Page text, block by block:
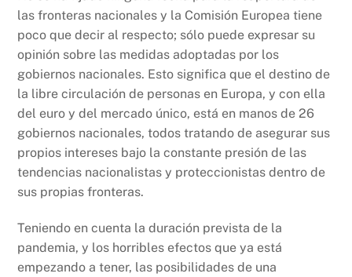
las fronteras nacionales y la Comisión Europea tiene
poco que decir al respecto; sólo puede expresar su
opinión sobre las medidas adoptadas por los
gobiernos nacionales. Esto significa que el destino de
la libre circulación de personas en Europa, y con ella
del euro y del mercado único, está en manos de 26
gobiernos nacionales, todos tratando de asegurar sus
propios intereses bajo la constante presión de las
tendencias nacionalistas y proteccionistas dentro de
sus propias fronteras.
Teniendo en cuenta la duración prevista de la
pandemia, y los horribles efectos que ya está
empezando a tener, las posibilidades de una